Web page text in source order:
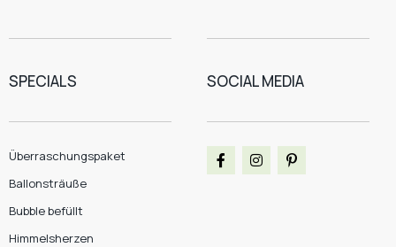
SPECIALS
Überraschungspaket
Ballonsträuße
Bubble befüllt
Himmelsherzen
SOCIAL MEDIA